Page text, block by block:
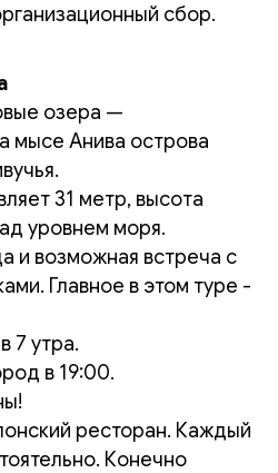
сбор.
озера —
мысе Анива острова
31 метр, высота
уровнем моря.
и возможная встреча с
Главное в этом туре -
7 утра.
в 19:00.
ресторан. Каждый
Конечно